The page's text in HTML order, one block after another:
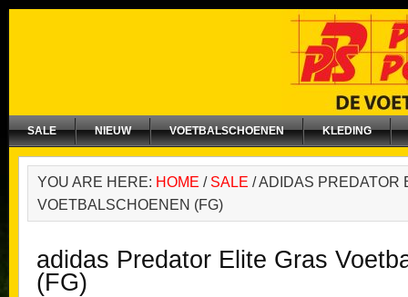
SALE NIEUW VOETBALSCHOENEN KLEDING
YOU ARE HERE: HOME / SALE /ADIDAS PREDATOR
VOETBALSCHOENEN (FG)
adidas Predator Elite Gras
(FG)